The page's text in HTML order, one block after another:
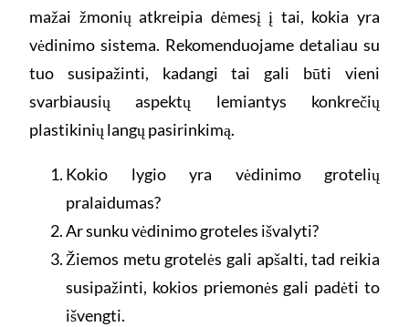
mažai žmonių atkreipia dėmesį į tai, kokia yra
vėdinimo sistema. Rekomenduojame detaliau su
tuo susipažinti, kadangi tai gali būti vieni
svarbiausių aspektų lemiantys konkrečių
plastikinių langų pasirinkimą.
Kokio lygio yra vėdinimo grotelių
pralaidumas?
Ar sunku vėdinimo groteles išvalyti?
Žiemos metu grotelės gali apšalti, tad reikia
susipažinti, kokios priemonės gali padėti to
išvengti.